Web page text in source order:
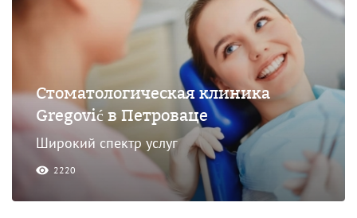
Стоматологическая клиника
Gregović в Петроваце
Широкий спектр услуг
2220